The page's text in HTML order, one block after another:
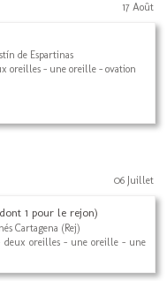
17 Août
de Espartinas
oreilles - une oreille - ovation
06 Juillet
1 pour le rejon)
Cartagena (Rej)
deux oreilles - une oreille - une